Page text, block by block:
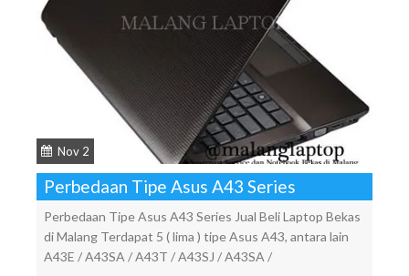
Nov 2
Perbedaan Tipe Asus A43 Series
Perbedaan Tipe Asus A43 Series Jual Beli Laptop Bekas
di Malang Terdapat 5 ( lima ) tipe Asus A43, antara lain
A43E / A43SA / A43T / A43SJ / A43SA /